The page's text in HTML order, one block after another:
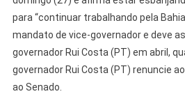
para “continuar trabalhando pela
mandato de vice-governador e deve
governador Rui Costa (PT) em abril,
governador Rui Costa (PT) renuncie
ao Senado.